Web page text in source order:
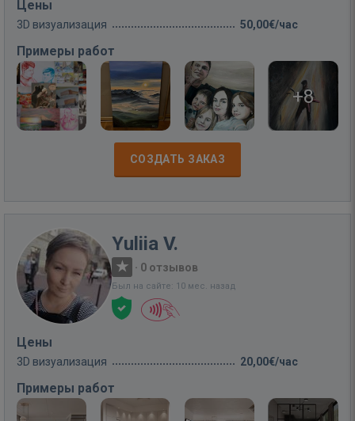
Цены
3D визуализация 50,00€/час
Примеры работ
+8
СОЗДАТЬ ЗАКАЗ
Yuliia V.
· 0 отзывов
Был на сайте: 10 мес. назад
Цены
3D визуализация 20,00€/час
Примеры работ